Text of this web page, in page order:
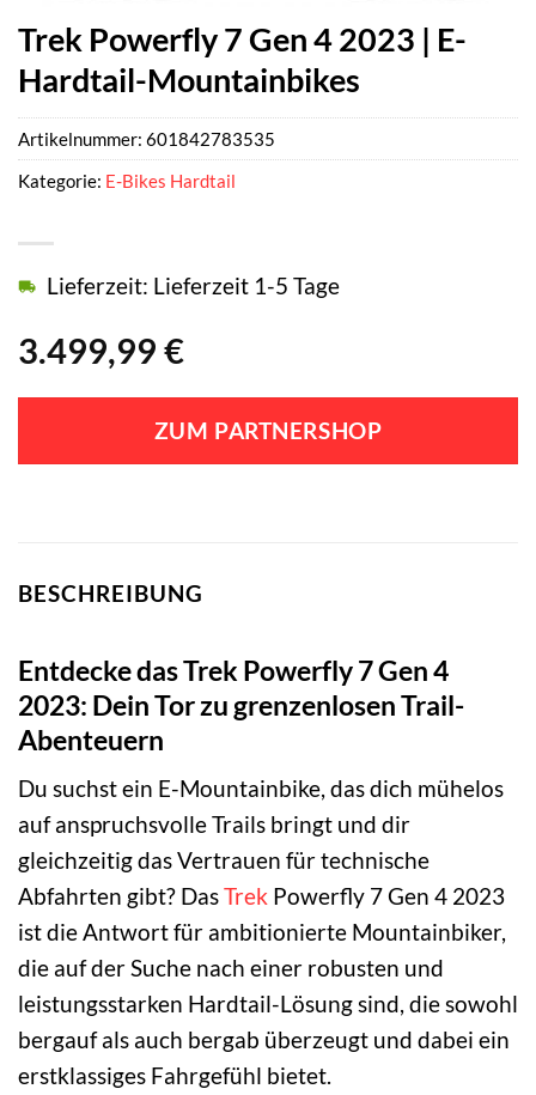
Trek Powerfly 7 Gen 4 2023 | E-
Hardtail-Mountainbikes
3.499,99 €
Lieferzeit: Lieferzeit 1-5 Tage
ZUM PARTNERSHOP
Artikelnummer: 601842783535
Kategorie: E-Bikes Hardtail
BESCHREIBUNG
Entdecke das Trek Powerfly 7 Gen 4
2023: Dein Tor zu grenzenlosen Trail-
Abenteuern
Du suchst ein E-Mountainbike, das dich mühelos
auf anspruchsvolle Trails bringt und dir
gleichzeitig das Vertrauen für technische
Abfahrten gibt? DasTrek Powerfly 7 Gen 4 2023
ist die Antwort für ambitionierte Mountainbiker,
die auf der Suche nach einer robusten und
leistungsstarken Hardtail-Lösung sind, die sowohl
bergauf als auch bergab überzeugt und dabei ein
erstklassiges Fahrgefühl bietet.